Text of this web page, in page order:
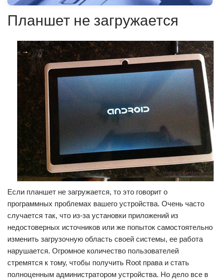
Планшет не загружается
Если планшет не загружается, то это говорит о
программных проблемах вашего устройства. Очень часто
случается так, что из-за установки приложений из
недостоверных источников или же попыток самостоятельно
изменить загрузочную область своей системы, ее работа
нарушается. Огромное количество пользователей
стремятся к тому, чтобы получить Root права и стать
полноценным администратором устройства. Но дело все в